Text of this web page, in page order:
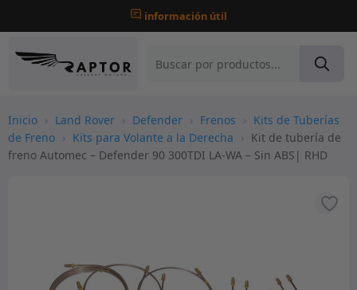
información útil
Inicio › Land Rover › Defender › Frenos › Kits de Tuberías
de Freno › Kits para Volante a la Derecha › Kit de tubería de
freno Automec – Defender 90 300TDI LA-WA – Sin ABS| RHD